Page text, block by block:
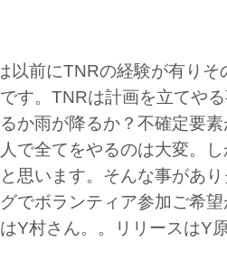
以前にTNRの経験が有り
す。TNRは計画を立てや
か雨が降るか？不確定要
で全てをやるのは大変。
思います。そんな事があ
でボランティア参加ご希
Y村さん。。リリースはY